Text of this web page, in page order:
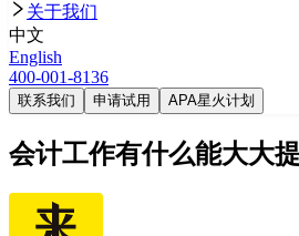
关于我们
中文
English
400-001-8136
联系我们 申请试用 APA星火计划
会计工作有什么能大大